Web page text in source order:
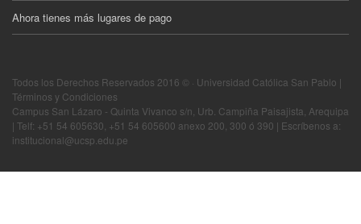
Ahora tienes más lugares de pago
Todos los Derechos Reservados 2016 © · Universidad Católica San Pablo |
Términos y Condiciones
Campus San Lázaro - Quinta Vivanco s/n, Urb. Campiña Paisajista, Arequipa
| Telf: +51 54 605630, +51 54 605600 anexo 200, 300 ó 390 | Escríbenos a:
institucional@ucsp.edu.pe